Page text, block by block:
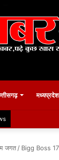
मध्यप्रदेश
जगत / Bigg Boss